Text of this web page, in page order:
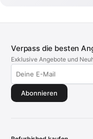
Verpass die besten
Exklusive Angebote und
Abonnieren